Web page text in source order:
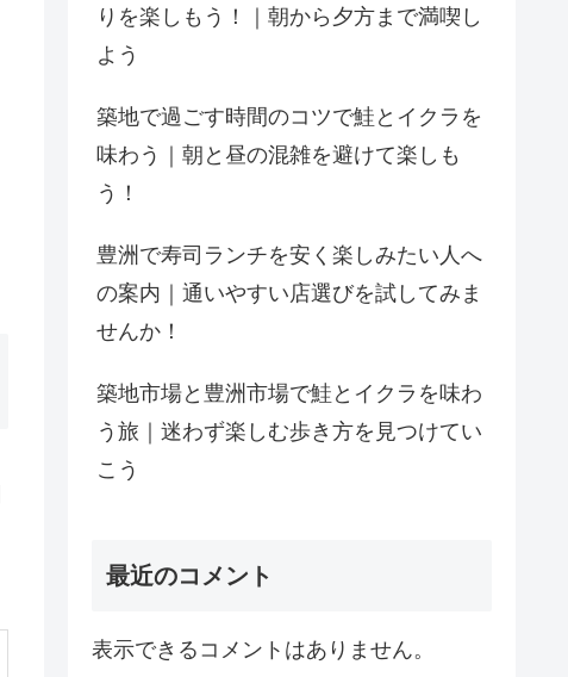
りを楽しもう！｜朝から夕方まで満喫し
よう
築地で過ごす時間のコツで鮭とイクラを
味わう｜朝と昼の混雑を避けて楽しも
う！
豊洲で寿司ランチを安く楽しみたい人へ
の案内｜通いやすい店選びを試してみま
せんか！
築地市場と豊洲市場で鮭とイクラを味わ
う旅｜迷わず楽しむ歩き方を見つけてい
こう
最近のコメント
表示できるコメントはありません。